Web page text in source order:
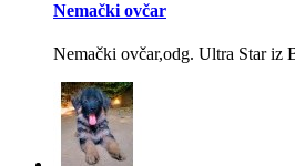
Nemački ovčar
Nemački ovčar,odg. Ultra Star iz